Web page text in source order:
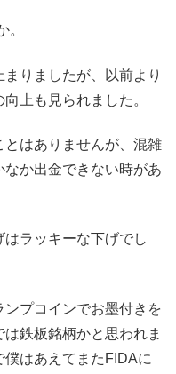
。
りましたが、以前より
上も見られました。
とはありませんが、混雑
か出金できない時があ
ラッキーな下げでし
プコインでお墨付きを
鉄板銘柄かと思われま
はあえてまたFIDAに